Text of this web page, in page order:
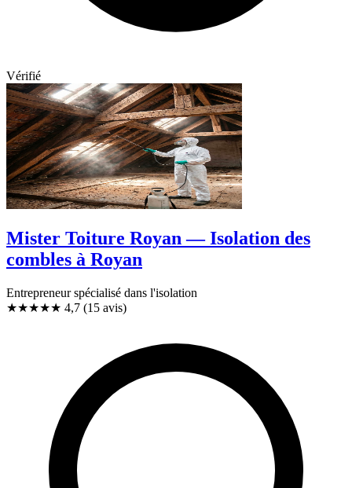
Vérifié
Mister Toiture Royan — Isolation des
combles à Royan
Entrepreneur spécialisé dans l'isolation
★★★★★ 4,7 (15 avis)